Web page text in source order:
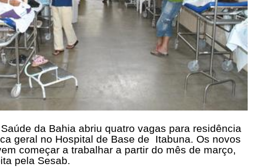
da Bahia abriu quatro vagas para residência
geral no Hospital de Base de Itabuna. Os novos
começar a trabalhar a partir do mês de março,
pela Sesab.